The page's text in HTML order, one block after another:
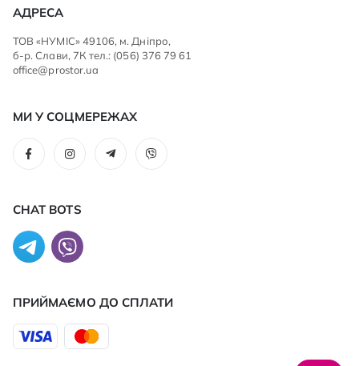
АДРЕСА
ТОВ «НУМІС» 49106, м. Дніпро,
б-р. Слави, 7К тел.: (056) 376 79 61
office@prostor.ua
МИ У СОЦМЕРЕЖАХ
CHAT BOTS
ПРИЙМАЄМО ДО CПЛАТИ